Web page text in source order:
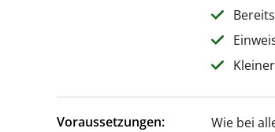
Voraussetzungen:
Wie bei